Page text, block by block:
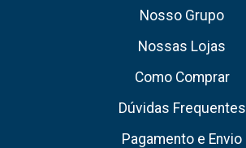
Nosso Grupo
Nossas Lojas
Como Comprar
Dúvidas Frequentes
Pagamento e Envio